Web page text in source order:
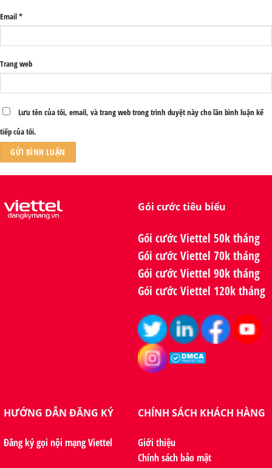
Email*
Trang web
Lưu tên của tôi, email, và trang web trong trình duyệt này cho lần bình luận kế
tiếp của tôi.
Gói cước tiêu biểu
Gói cước Viettel 50k tháng
Gói cước Viettel 70k tháng
Gói cước Viettel 90k tháng
Gói cước Viettel 120k tháng
HƯỚNG DẪN ĐĂNG KÝ
Đăng ký gọi nội mạng Viettel
CHÍNH SÁCH KHÁCH HÀNG
Giới thiệu
Chính sách bảo mật